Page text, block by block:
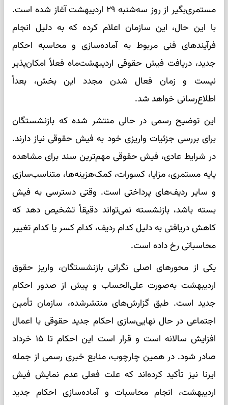
مستمری‌بگیر از روز سه‌شنبه ۲۹ اردیبهشت آغاز شده است.
با این حال، این سازمان اعلام کرده که به دلیل انجام
فرآیندهای فنی مربوط به آماده‌سازی و محاسبه احکام
جدید، دریافت فیش حقوقی اردیبهشت‌ماه فعلاً امکان‌پذیر
نیست و زمان فعال شدن مجدد این بخش، بعداً
اطلاع‌رسانی خواهد شد.
این توضیح رسمی در حالی منتشر شده که بازنشستگان
برای بررسی جزئیات واریزی خود به فیش حقوقی نیاز دارند.
در شرایط عادی، فیش حقوقی مهم‌ترین سند برای مشاهده
پایه مستمری، مزایا، کسورات، کمک‌هزینه‌ها، متناسب‌سازی
و سایر ردیف‌های پرداختی است. وقتی دسترسی به فیش
بسته باشد، بازنشسته نمی‌تواند دقیقاً تشخیص دهد که
کاهش دریافتی به دلیل کدام ردیف، کدام کسر یا کدام تغییر
محاسباتی رخ داده است.
یکی از محورهای اصلی نگرانی بازنشستگان، واریز حقوق
اردیبهشت به‌صورت علی‌الحساب و پیش از صدور احکام
جدید است. طبق گزارش‌های منتشرشده، سازمان تأمین
اجتماعی در حال نهایی‌سازی احکام جدید حقوقی با اعمال
افزایش سالانه است و قرار است این احکام تا ۱۵ خرداد
صادر شود. در همین چارچوب، منابع خبری رسمی از جمله
ایرنا نیز تأکید کرده‌اند که علت فعلی عدم نمایش فیش
اردیبهشت، انجام محاسبات و آماده‌سازی احکام جدید